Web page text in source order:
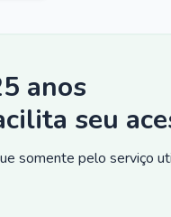
anos
seu
somente pelo serviço